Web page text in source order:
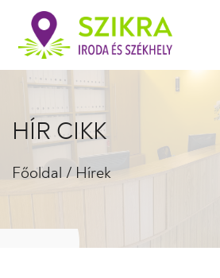
HÍR CIKK
Főoldal / Hírek